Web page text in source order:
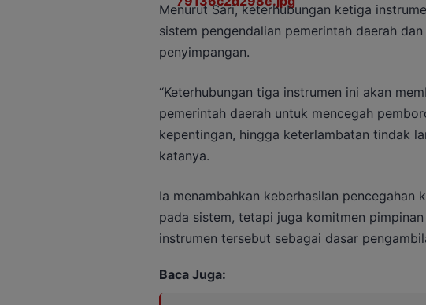
Menurut Sari, keterhubungan ketiga
sistem pengendalian pemerintah daerah
penyimpangan.
“Keterhubungan tiga instrumen ini akan
pemerintah daerah untuk mencegah
kepentingan, hingga keterlambatan tindak
katanya.
Ia menambahkan keberhasilan pencegahan
pada sistem, tetapi juga komitmen
instrumen tersebut sebagai dasar
Baca Juga: